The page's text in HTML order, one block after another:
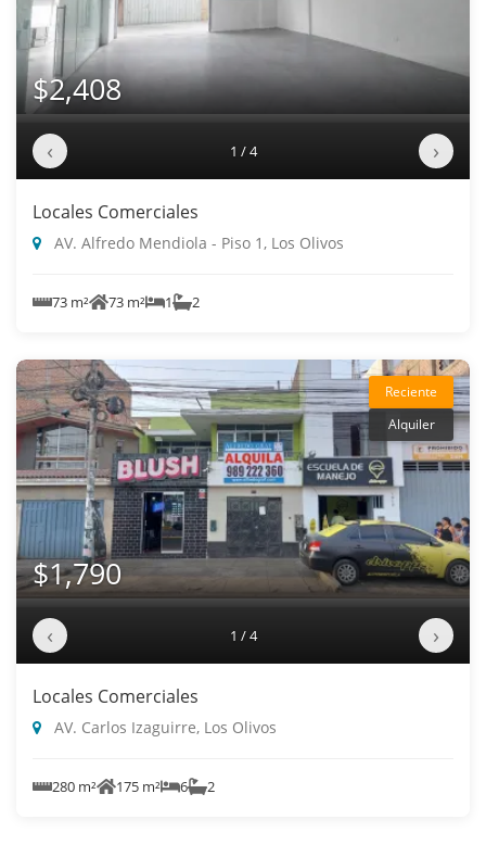
$2,408
‹ 1 / 4 ›
Locales Comerciales
AV. Alfredo Mendiola - Piso 1, Los Olivos
73 m² 73 m² 1 2
Reciente
Alquiler
$1,790
‹ 1 / 4 ›
Locales Comerciales
AV. Carlos Izaguirre, Los Olivos
280 m² 175 m² 6 2